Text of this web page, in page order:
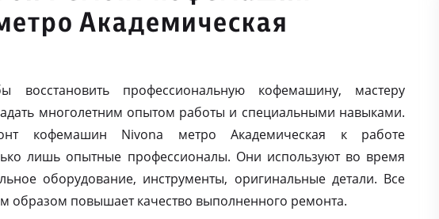
Академическая
восстановить профессиональную кофемашину, мастеру
многолетним опытом работы и специальными навыками.
кофемашин Nivona метро Академическая к работе
лишь опытные профессионалы. Они используют во время
оборудование, инструменты, оригинальные детали. Все
образом повышает качество выполненного ремонта.